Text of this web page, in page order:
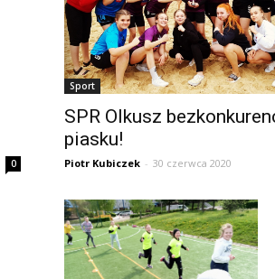
0
Sport
SPR Olkusz
piasku!
Piotr Kubiczek - 30 czerwca 2020